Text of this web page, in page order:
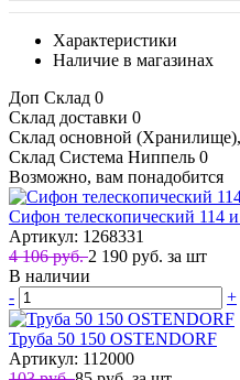
Характеристики
Наличие в магазинах
Доп Склад 0
Склад доставки 0
Склад основной
Склад Система Ниппель 0
Возможно, вам понадобится
Сифoн тeлeскoпичeский 114
Артикул: 1268331
4 106 руб.2 190 руб. за шт
В наличии
-
+
Труба 50 150 OSTENDORF
Артикул: 112000